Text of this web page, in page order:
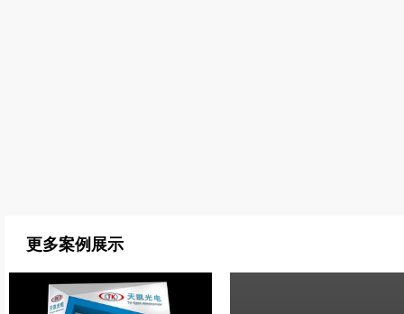
更多案例展示